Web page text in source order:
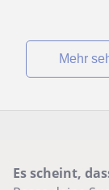
Mehr
Es scheint,